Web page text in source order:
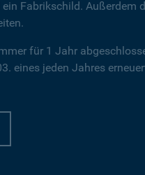
Fabrikschild. Außerdem
für 1 Jahr
eines jeden Jahres